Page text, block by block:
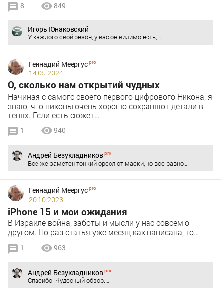
8 849
Игорь Юнаковский
У каждого свой резон, у вас он видимо есть, …
Геннадий Меергус
14.05.2024
О, сколько нам открытий чудных
Начиная с самого своего первого цифрового Никона, я
знаю, что никоны очень хорошо сохраняют детали в
тенях. Если есть сюжет…
1 940
Андрей Безукладников
Все же заметен тонкий ореол от маски, но все равно…
Геннадий Меергус
20.10.2023
iPhone 15 и мои ожидания
В Израиле война, заботы и мысли у нас совсем о
другом. Но раз статья уже месяц как написана, то…
1 963
Андрей Безукладников
Спасибо! Чудесный обзор.…